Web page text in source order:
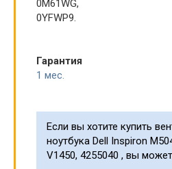
0M61WG,
0YFWP9.
Гарантия
1 мес.
Если вы хотите купить
ноутбука Dell Inspiron
V1450, 4255040 , вы